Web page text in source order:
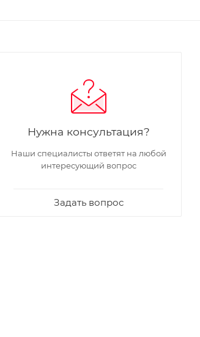
Нужна консультация?
Наши специалисты ответят на любой
интересующий вопрос
Задать вопрос